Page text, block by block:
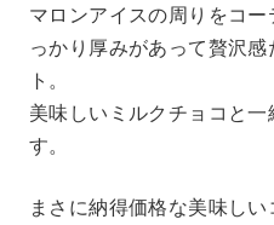
マロンアイスの周りをコ
っかり厚みがあって贅沢
ト。
美味しいミルクチョコと
す。
まさに納得価格な美味し